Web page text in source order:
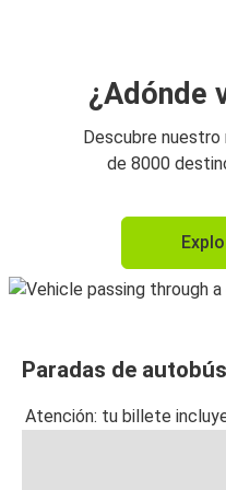
¿Adónde
Descubre nuestro
de 8000
Paradas de
Atención: tu billete